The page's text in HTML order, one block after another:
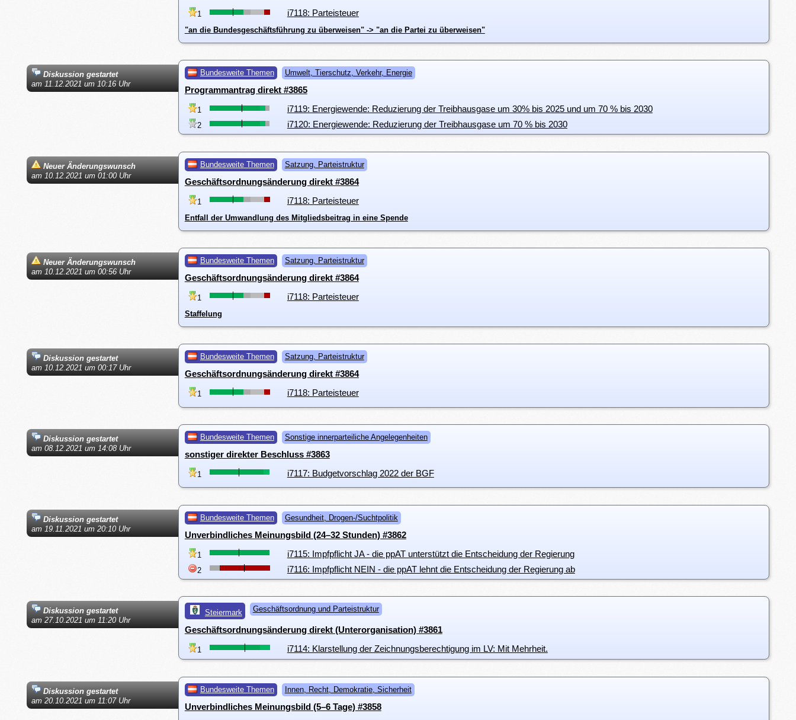
1 i7118: Parteisteuer
"an die Bundesgeschäftsführung zu überweisen" -> "an die Partei zu überweisen"
Diskussion gestartet
am 11.12.2021 um 10:16 Uhr
Bundesweite Themen Umwelt, Tierschutz, Verkehr, Energie
Programmantrag direkt #3865
1 i7119: Energiewende: Reduzierung der Treibhausgase um 30% bis 2025 und um 70 % bis 2030
2 i7120: Energiewende: Reduzierung der Treibhausgase um 70 % bis 2030
Neuer Änderungswunsch
am 10.12.2021 um 01:00 Uhr
Bundesweite Themen Satzung, Parteistruktur
Geschäftsordnungsänderung direkt #3864
1 i7118: Parteisteuer
Entfall der Umwandlung des Mitgliedsbeitrag in eine Spende
Neuer Änderungswunsch
am 10.12.2021 um 00:56 Uhr
Bundesweite Themen Satzung, Parteistruktur
Geschäftsordnungsänderung direkt #3864
1 i7118: Parteisteuer
Staffelung
Diskussion gestartet
am 10.12.2021 um 00:17 Uhr
Bundesweite Themen Satzung, Parteistruktur
Geschäftsordnungsänderung direkt #3864
1 i7118: Parteisteuer
Diskussion gestartet
am 08.12.2021 um 14:08 Uhr
Bundesweite Themen Sonstige innerparteiliche Angelegenheiten
sonstiger direkter Beschluss #3863
1 i7117: Budgetvorschlag 2022 der BGF
Diskussion gestartet
am 19.11.2021 um 20:10 Uhr
Bundesweite Themen Gesundheit, Drogen-/Suchtpolitik
Unverbindliches Meinungsbild (24–32 Stunden) #3862
1 i7115: Impfpflicht JA - die ppAT unterstützt die Entscheidung der Regierung
2 i7116: Impfpflicht NEIN - die ppAT lehnt die Entscheidung der Regierung ab
Diskussion gestartet
am 27.10.2021 um 11:20 Uhr
Steiermark Geschäftsordnung und Parteistruktur
Geschäftsordnungsänderung direkt (Unterorganisation) #3861
1 i7114: Klarstellung der Zeichnungsberechtigung im LV: Mit Mehrheit.
Diskussion gestartet
am 20.10.2021 um 11:07 Uhr
Bundesweite Themen Innen, Recht, Demokratie, Sicherheit
Unverbindliches Meinungsbild (5–6 Tage) #3858